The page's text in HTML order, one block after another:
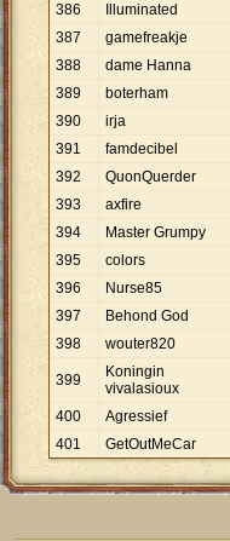
386
Illuminated
387
gamefreakje
388
dame Hanna
389
boterham
390
irja
391
famdecibel
392
QuonQuerder
393
axfire
394
Master Grumpy
395
colors
396
Nurse85
397
Behond God
398
wouter820
399
Koningin
vivalasioux
400 Agressief
401
GetOutMeCar